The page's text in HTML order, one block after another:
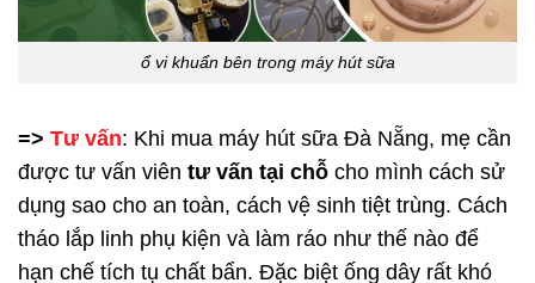
ổ vi khuẩn bên trong máy hút sữa
=> Tư vấn: Khi mua máy hút sữa Đà Nẵng, mẹ cần
được tư vấn viên tư vấn tại chỗ cho mình cách sử
dụng sao cho an toàn, cách vệ sinh tiệt trùng. Cách
tháo lắp linh phụ kiện và làm ráo như thế nào để
hạn chế tích tụ chất bẩn. Đặc biệt ống dây rất khó